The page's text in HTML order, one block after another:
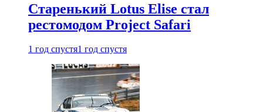
Старенький Lotus Elise стал
рестомодом Project Safari
1 год спустя1 год спустя